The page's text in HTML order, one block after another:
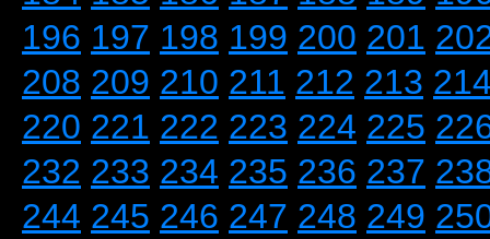
196 197 198 199 200 201
208 209 210 211 212 213
220 221 222 223 224 225
232 233 234 235 236 237
244 245 246 247 248 249